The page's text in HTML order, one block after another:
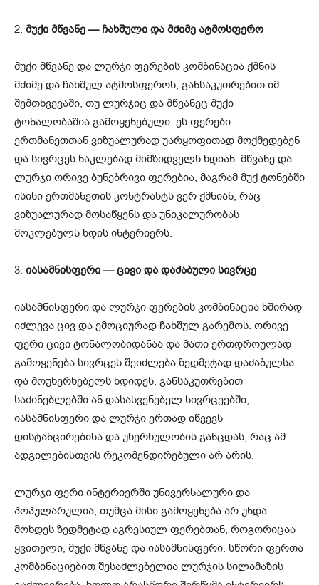
2. მუქი მწვანე — ჩახშული და მძიმე ატმოსფერო
მუქი მწვანე და ლურჯი ფერების კომბინაცია ქმნის
მძიმე და ჩახშულ ატმოსფეროს, განსაკუთრებით იმ
შემთხვევაში, თუ ლურჯიც და მწვანეც მუქი
ტონალობაშია გამოყენებული. ეს ფერები
ერთმანეთთან ვიზუალურად უარყოფითად მოქმედებენ
და სივრცეს ნაკლებად მიმზიდველს ხდიან. მწვანე და
ლურჯი ორივე ბუნებრივი ფერებია, მაგრამ მუქ ტონებში
ისინი ერთმანეთის კონტრასტს ვერ ქმნიან, რაც
ვიზუალურად მოსაწყენს და უნიკალურობას
მოკლებულს ხდის ინტერიერს.
3. იასამნისფერი — ცივი და დაძაბული სივრცე
იასამნისფერი და ლურჯი ფერების კომბინაცია ხშირად
იძლევა ცივ და ემოციურად ჩახშულ გარემოს. ორივე
ფერი ცივი ტონალობიდანაა და მათი ერთდროულად
გამოყენება სივრცეს შეიძლება ზედმეტად დაძაბულსა
და მოუხერხებელს ხდიდეს. განსაკუთრებით
საძინებლებში ან დასასვენებელ სივრცეებში,
იასამნისფერი და ლურჯი ერთად იწვევს
დისტანცირებისა და უხერხულობის განცდას, რაც ამ
ადგილებისთვის რეკომენდირებული არ არის.
ლურჯი ფერი ინტერიერში უნივერსალური და
პოპულარულია, თუმცა მისი გამოყენება არ უნდა
მოხდეს ზედმეტად აგრესიულ ფერებთან, როგორიცაა
ყვითელი, მუქი მწვანე და იასამნისფერი. სწორი ფერთა
კომბინაციებით შესაძლებელია ლურჯის სილამაზის